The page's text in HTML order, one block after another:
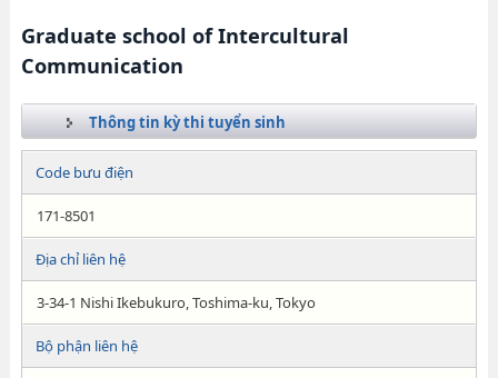
Graduate school of Intercultural
Communication
Thông tin kỳ thi tuyển sinh
Code bưu điện
171-8501
Địa chỉ liên hệ
3-34-1 Nishi Ikebukuro, Toshima-ku, Tokyo
Bộ phận liên hệ